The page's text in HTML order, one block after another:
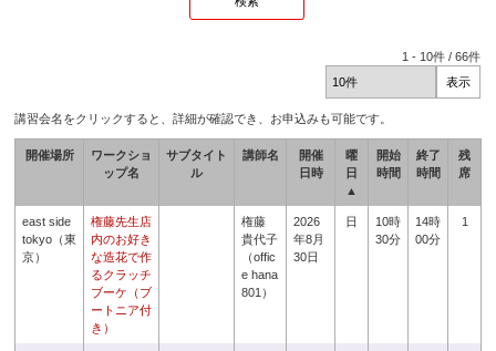
1 - 10件 /66件
講習会名をクリックすると、詳細が確認でき、お申込みも可能です。
開催場所
ワークショ
ップ名
サブタイト
ル
講師名
開催
日時
曜
日
▲
開始
時間
終了
時間
残
席
east side
tokyo（東
京）
権藤先生店
内のお好き
な造花で作
るクラッチ
ブーケ（ブ
ートニア付
き）
権藤
貴代子
（offic
e hana
801）
2026
年8月
30日
日
10時
30分
14時
00分
1